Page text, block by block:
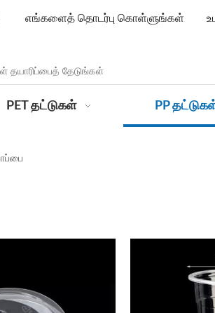
எங்களைத் தொடர்பு கொள்ளுங்கள்
PET தட்டுகள் PP